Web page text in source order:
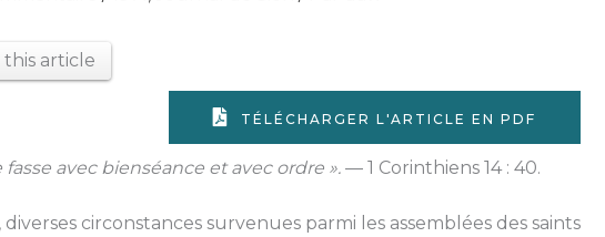
this article
TÉLÉCHARGER L'ARTICLE EN PDF
fasse avec bienséance et avec ordre ».— 1 Corinthiens 14 : 40.
circonstances survenues parmi les assemblées des saints